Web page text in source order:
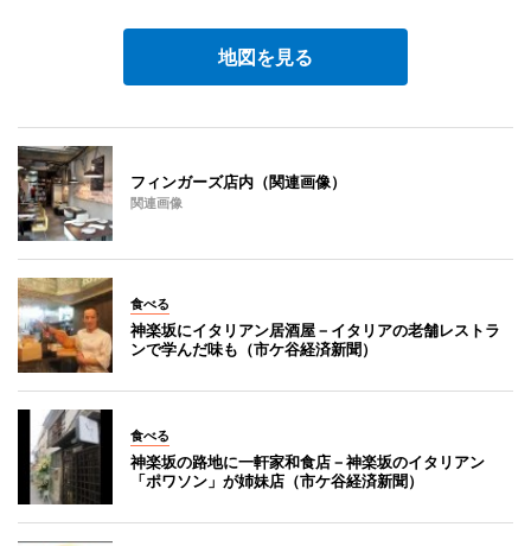
地図を見る
フィンガーズ店内（関連画像）
関連画像
食べる
神楽坂にイタリアン居酒屋－イタリアの老舗レストラ
ンで学んだ味も（市ケ谷経済新聞）
食べる
神楽坂の路地に一軒家和食店－神楽坂のイタリアン
「ポワソン」が姉妹店（市ケ谷経済新聞）